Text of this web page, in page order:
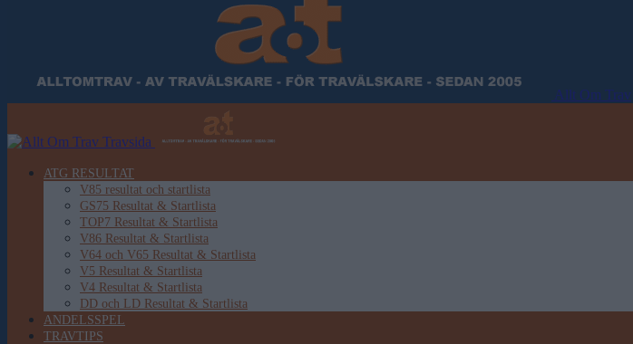
Allt Om Trav
ATG RESULTAT
V85 resultat och startlista
GS75 Resultat & Startlista
TOP7 Resultat & Startlista
V86 Resultat & Startlista
V64 och V65 Resultat & Startlista
V5 Resultat & Startlista
V4 Resultat & Startlista
DD och LD Resultat & Startlista
ANDELSSPEL
TRAVTIPS